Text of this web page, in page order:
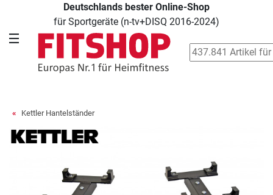
Seit 42 Jahren Ihr Experte für
Kettler Hantelständer